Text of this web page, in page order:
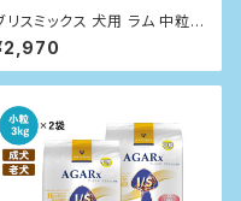
リスミックス 犬用 ラム 中粒 1